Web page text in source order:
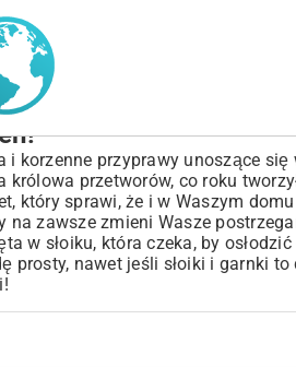
korzenne przyprawy unoszące się
przetworów, co roku
który sprawi, że i w Waszym
na zawsze zmieni Wasze
w słoiku, która czeka, by
prosty, nawet jeśli słoiki i garnki to